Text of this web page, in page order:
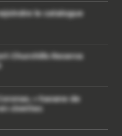
le catalogue
Churchills Reserva
« havane de
civettes